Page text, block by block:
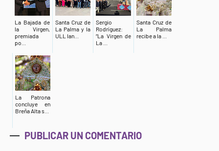
La Bajada de
la Virgen,
premiada
po...
Santa Cruz de
La Palma y la
ULL lan...
Sergio
Rodríguez:
“La Virgen de
La ...
Santa Cruz de
La Palma
recibe a la ...
La Patrona
concluye en
Breña Alta s...
PUBLICAR UN COMENTARIO